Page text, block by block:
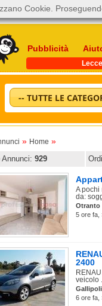
Pubblicità
Lecce
-- TUTTE LE
» Home »
Annunci: 929
A pochi
da:
Otranto
5 ore fa,
2400
veicolo
Gallipoli
6 ore fa,
Cookie.